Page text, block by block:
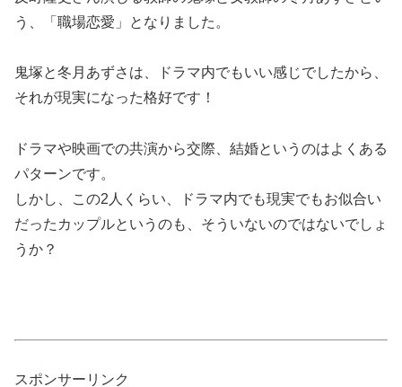
う、「職場恋愛」となりました。
鬼塚と冬月あずさは、ドラマ内でもいい感じでしたから、
それが現実になった格好です！
ドラマや映画での共演から交際、結婚というのはよくある
パターンです。
しかし、この2人くらい、ドラマ内でも現実でもお似合い
だったカップルというのも、そういないのではないでしょ
うか？
スポンサーリンク